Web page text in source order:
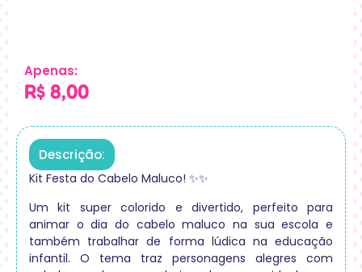
Apenas:
R$ 8,00
Descrição:
Kit Festa do Cabelo Maluco! ✨✨
Um kit super colorido e divertido, perfeito para
animar o dia do cabelo maluco na sua escola e
também trabalhar de forma lúdica na educação
infantil. O tema traz personagens alegres com